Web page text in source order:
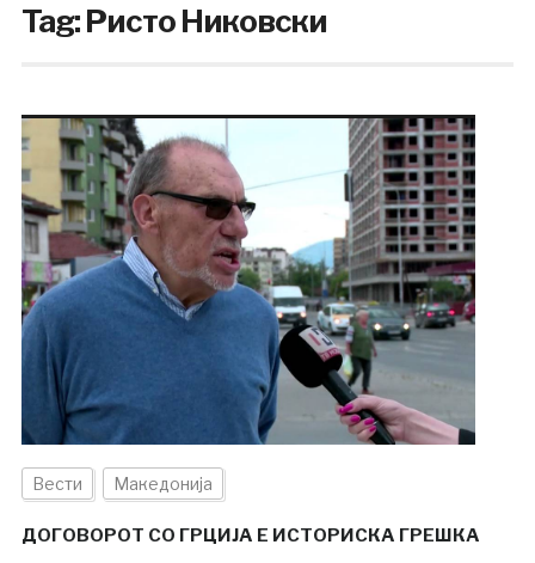
Tag:Ристо Никовски
Вести Македонија
ДОГОВОРОТ СО ГРЦИЈА Е ИСТОРИСКА ГРЕШКА